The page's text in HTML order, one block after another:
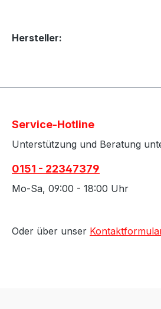
Hersteller:
Service-Hotline
Unterstützung und Beratung
0151 - 22347379
Mo-Sa, 09:00 - 18:00 Uhr
Oder über unser